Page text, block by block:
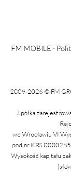
FM MOBILE -
2009-2026 © FM
Spółka
we Wrocławiu VI
pod nr KRS
Wysokość kapitału